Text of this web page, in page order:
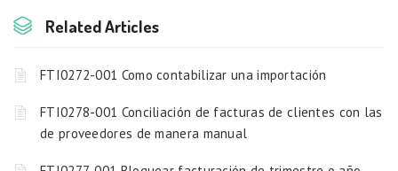
Related Articles
FTI0272-001 Como contabilizar una importación
FTI0278-001 Conciliación de facturas de clientes con las
de proveedores de manera manual